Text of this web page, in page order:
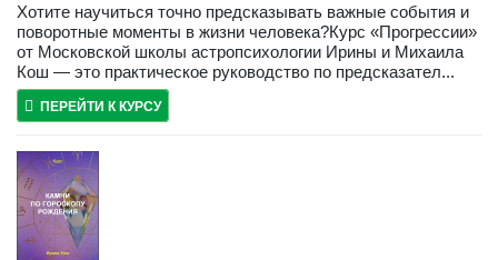
Хотите научиться точно предсказывать важные события и
поворотные моменты в жизни человека?Курс «Прогрессии»
от Московской школы астропсихологии Ирины и Михаила
Кош — это практическое руководство по предсказател...
ПЕРЕЙТИ К КУРСУ